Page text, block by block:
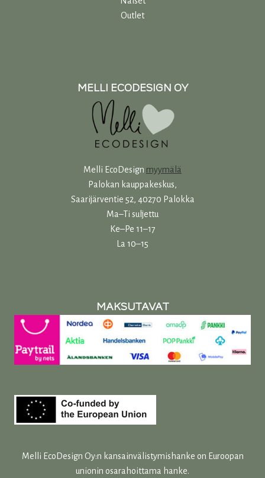
Outlet
MELLI ECODESIGN OY
Melli EcoDesign myymälä
Palokan kauppakeskus,
Saarijärventie 52, 40270 Palokka
Ma–Ti suljettu
Ke–Pe 11–17
La 10–15
MAKSUTAVAT
Melli EcoDesign Oy:n kansainvälistymishanke on Euroopan
unionin osarahoittama hanke.